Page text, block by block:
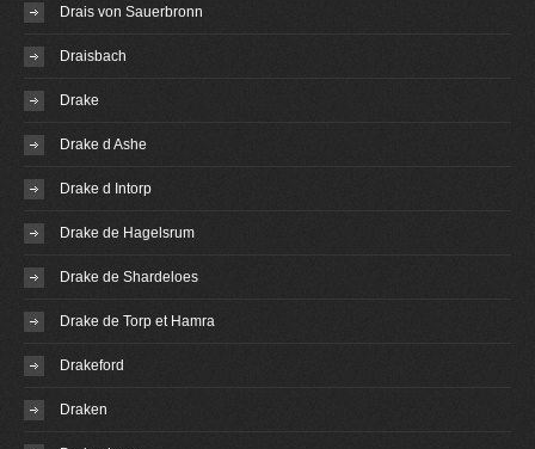
Drais von Sauerbronn
Draisbach
Drake
Drake d Ashe
Drake d Intorp
Drake de Hagelsrum
Drake de Shardeloes
Drake de Torp et Hamra
Drakeford
Draken